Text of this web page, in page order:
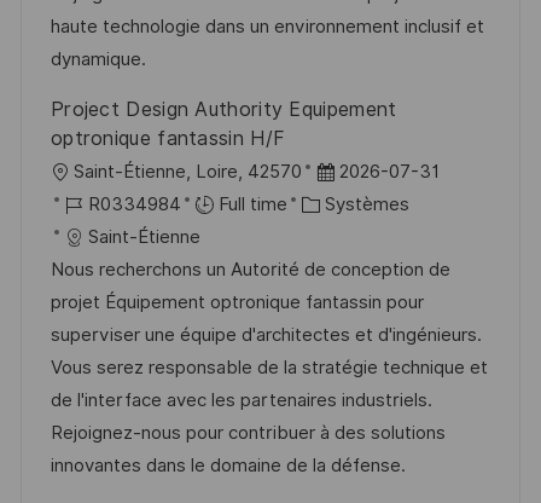
a
t
o
f
c
a
n
c
d
u
o
s
r
haute technologie dans un environnement inclusif et
dynamique.
Project Design Authority Equipement
optronique fantassin H/F
o
c
a
l
i
s
a
t
i
Saint-Étienne, Loire, 42570
D
a
e
d
’
a
f
f
i
2026-07-31
R
é
f
é
r
e
n
c
e
R0334984 Full time
C
t
é
g
o
r
i
e
Systèmes
Saint-Étienne
Nous recherchons un Autorité de conception de
projet Équipement optronique fantassin pour
superviser une équipe d'architectes et d'ingénieurs.
Vous serez responsable de la stratégie technique et
de l'interface avec les partenaires industriels.
Rejoignez-nous pour contribuer à des solutions
innovantes dans le domaine de la défense.